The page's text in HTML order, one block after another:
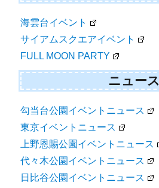
海雲台イベント
サイアムスクエアイベント
FULL MOON PARTY
ニュース
勾当台公園イベントニュース
東京イベントニュース
上野恩賜公園イベントニュース
代々木公園イベントニュース
日比谷公園イベントニュース